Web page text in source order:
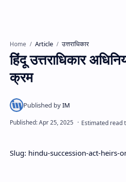
Home Article उत्तराधिकार
हिंदू उत्तराधिकार
क्रम
Slug: hindu-succession-act-heirs-